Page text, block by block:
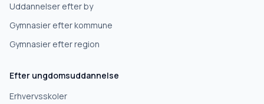
Uddannelser efter by
Gymnasier efter kommune
Gymnasier efter region
Efter ungdomsuddannelse
Erhvervsskoler